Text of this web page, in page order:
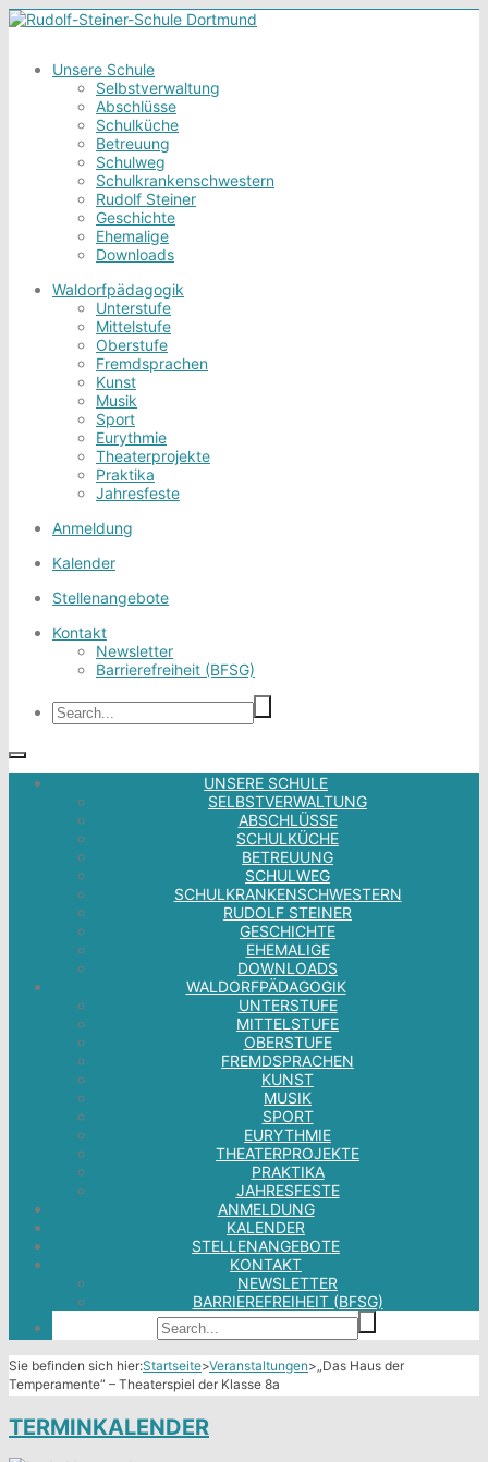
Unsere Schule
Selbstverwaltung
Abschlüsse
Schulküche
Betreuung
Schulweg
Schulkrankenschwestern
Rudolf Steiner
Geschichte
Ehemalige
Downloads
Waldorfpädagogik
Unterstufe
Mittelstufe
Oberstufe
Fremdsprachen
Kunst
Musik
Sport
Eurythmie
Theaterprojekte
Praktika
Jahresfeste
Anmeldung
Kalender
Stellenangebote
Kontakt
Newsletter
Barrierefreiheit (BFSG)
UNSERE SCHULE
SELBSTVERWALTUNG
ABSCHLÜSSE
SCHULKÜCHE
BETREUUNG
SCHULWEG
SCHULKRANKENSCHWESTERN
RUDOLF STEINER
GESCHICHTE
EHEMALIGE
DOWNLOADS
WALDORFPÄDAGOGIK
UNTERSTUFE
MITTELSTUFE
OBERSTUFE
FREMDSPRACHEN
KUNST
MUSIK
SPORT
EURYTHMIE
THEATERPROJEKTE
PRAKTIKA
JAHRESFESTE
ANMELDUNG
KALENDER
STELLENANGEBOTE
KONTAKT
NEWSLETTER
BARRIEREFREIHEIT (BFSG)
Sie befinden sich hier:Startseite>Veranstaltungen>„Das Haus der
Temperamente“ – Theaterspiel der Klasse 8a
TERMINKALENDER